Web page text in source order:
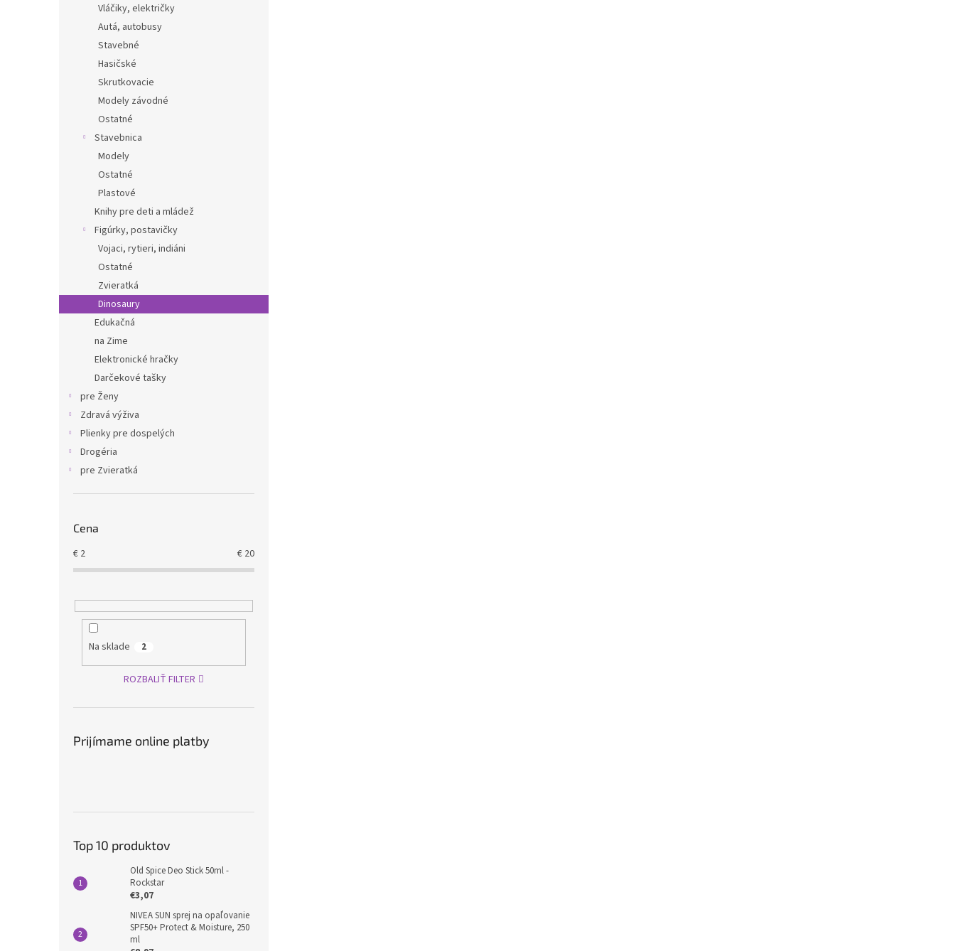
Vláčiky, električky
Autá, autobusy
Stavebné
Hasičské
Skrutkovacie
Modely závodné
Ostatné
Stavebnica
Modely
Ostatné
Plastové
Knihy pre deti a mládež
Figúrky, postavičky
Vojaci, rytieri, indiáni
Ostatné
Zvieratká
Dinosaury
Edukačná
na Zime
Elektronické hračky
Darčekové tašky
pre Ženy
Zdravá výživa
Plienky pre dospelých
Drogéria
pre Zvieratká
Cena
€ 2 € 20
Na sklade 2
ROZBALIŤ FILTER
Prijímame online platby
Top 10 produktov
Old Spice Deo Stick 50ml -
Rockstar
€3,07
NIVEA SUN sprej na opaľovanie
SPF50+ Protect & Moisture, 250
ml